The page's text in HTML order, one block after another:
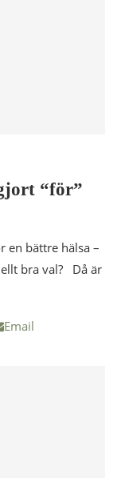
“för”
en bättre hälsa –
bra val? Då är
Email